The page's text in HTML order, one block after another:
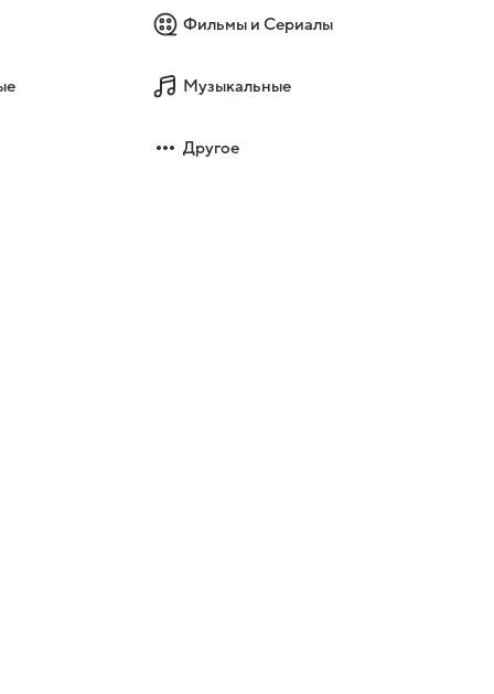
Фильмы и Сериалы
Музыкальные
Другое